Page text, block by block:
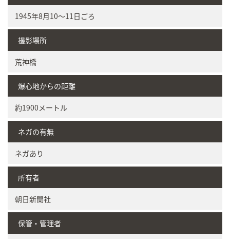
1945年8月10～11日ごろ
撮影場所
荒神橋
爆心地からの距離
約1900メートル
ネガの有無
ネガあり
所有者
朝日新聞社
保管・管理者